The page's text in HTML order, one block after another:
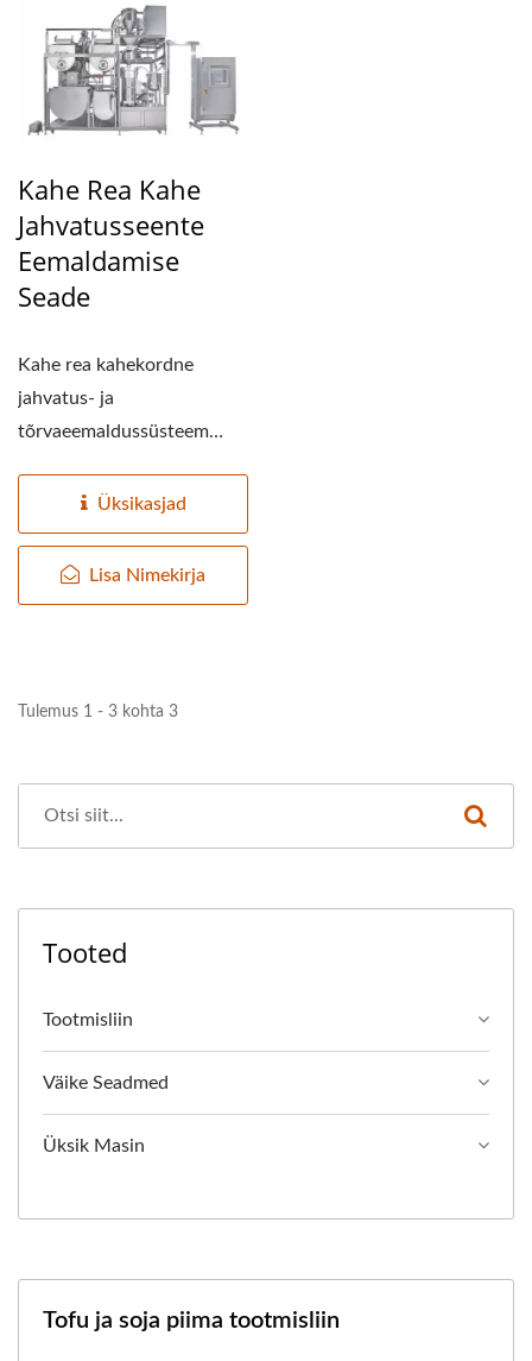
Kahe Rea Kahe
Jahvatusseente
Eemaldamise
Seade
Kahe rea kahekordne
jahvatus- ja
tõrvaeemaldussüsteem
tõrvaeemaldusmasinat,...
Üksikasjad
Lisa Nimekirja
Tulemus 1 - 3 kohta 3
Tooted
Tootmisliin
Väike Seadmed
Üksik Masin
Tofu ja soja piima tootmisliin